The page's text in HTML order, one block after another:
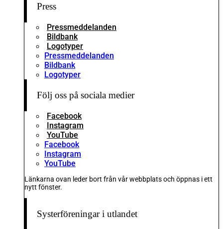
Press
Pressmeddelanden
Bildbank
Logotyper
Pressmeddelanden
Bildbank
Logotyper
Följ oss på sociala medier
Facebook
Instagram
YouTube
Facebook
Instagram
YouTube
Länkarna ovan leder bort från vår webbplats och öppnas i ett
nytt fönster.
Systerföreningar i utlandet